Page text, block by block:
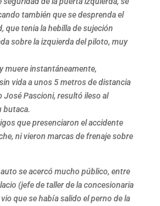
también que se desprenda el
que tenia la hebilla de sujeción
sobre la izquierda del piloto, muy
muere instantáneamente,
vida a unos 5 metros de distancia
José Pascioni, resultó ileso al
butaca.
que presenciaron el accidente
ni vieron marcas de frenaje sobre
se acercó mucho público, entre
(jefe de taller de la concesionaria
que se había salido el perno de la